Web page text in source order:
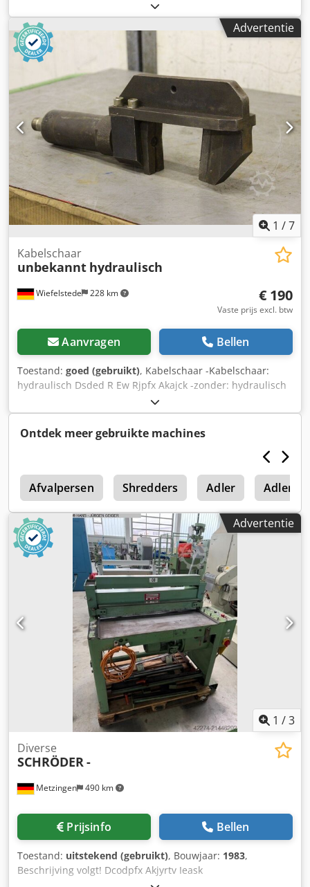
, Dit is een volledig functionele machine die in
december 2025 klaar zal zijn voor levering. De machine is
inclusief beladingstafel en heeft afmetingen van 6000 *
2500 mm. De lengte van de kamer bedraagt 6000 mm. De
verwachte status per 31 december 2025 zal ongeveer 8.800
uur zijn. De machine bevindt zich op: U Panelárny 461,
Předměřice nad Labem. Dedpfx Akowhnbfeaeck
Advertentie
1 /7
Wiefelstede 228 km
Kabelschaar
unbekannt hydraulisch
€ 190
Vaste prijs excl. btw
Aanvragen Bellen
Toestand: goed (gebruikt), Kabelschaar -Kabelschaar:
hydraulisch Dsded R Ew Rjpfx Akajck -zonder: hydraulisch
aggregaat -max. opening: 95 mm -aantal: 1x kabelschaar
beschikbaar -afmetingen: 530/180/H80 mm -gewicht: 13,3
kg
Ontdek meer gebruikte machines
Afvalpersen Shredders Adler Adler
Advertentie
1 /3
Metzingen 490 km
Diverse
SCHRÖDER-
Prijsinfo Bellen
Toestand: uitstekend (gebruikt), Bouwjaar: 1983,
Beschrijving volgt! Dcodpfx Akjyrtv Ieask